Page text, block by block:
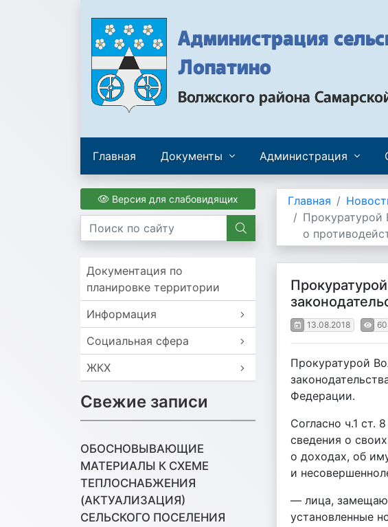
Администрация
Лопатино
Волжского района
Главная Документы Администрация
Версия для слабовидящих
Документация по
планировке территории
Информация
Социальная сфера
ЖКХ
Свежие записи
ОБОСНОВЫВАЮЩИЕ
МАТЕРИАЛЫ К СХЕМЕ
ТЕПЛОСНАБЖЕНИЯ
(АКТУАЛИЗАЦИЯ)
СЕЛЬСКОГО ПОСЕЛЕНИЯ
Главная
Прокуратурой
о
13.08.2018 60
Прокуратурой
Федерации.
Согласно ч.1 ст.
сведения о
о доходах, об
и
— лица,
установленные